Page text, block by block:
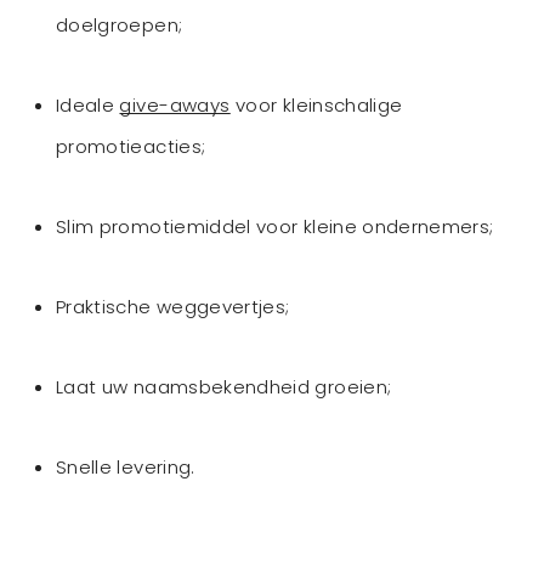
doelgroepen;
Ideale give-aways voor kleinschalige
promotieacties;
Slim promotiemiddel voor kleine ondernemers;
Praktische weggevertjes;
Laat uw naamsbekendheid groeien;
Snelle levering.